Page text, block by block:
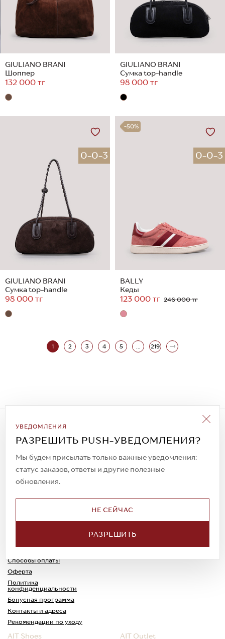
GIULIANO BRANI
Шоппер
132 000 тг
GIULIANO BRANI
Сумка top-handle
98 000 тг
0-0-3
GIULIANO BRANI
Сумка top-handle
98 000 тг
-50%
0-0-3
BALLY
Кеды
123 000 тг 246 000 тг
1 2 3 4 5 ... 219
УВЕДОМЛЕНИЯ
РАЗРЕШИТЬ PUSH-УВЕДОМЛЕНИЯ?
Мы будем присылать только важные уведомления:
статус заказов, ответы и другие полезные
обновления.
НЕ СЕЙЧАС
РАЗРЕШИТЬ
Подписаться на рассылку
Всегда будьте в курсе новых акций и
спецпредложений!
© 2023. AIT Shoes
Все права защищены
Доставка
Способы оплаты
Оферта
Политика
конфиденциальности
Обмен и возврат
Каспи-Ред
Бонусная программа
Контакты и адреса
Рекомендации по уходу
AIT Shoes AIT Outlet